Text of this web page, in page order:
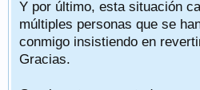
Y por último, esta situación
múltiples personas que se
conmigo insistiendo en
Gracias.